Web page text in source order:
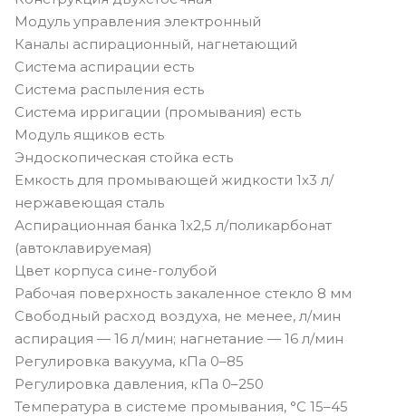
Модуль управления электронный
Каналы аспирационный, нагнетающий
Система аспирации есть
Система распыления есть
Система ирригации (промывания) есть
Модуль ящиков есть
Эндоскопическая стойка есть
Емкость для промывающей жидкости 1x3 л/
нержавеющая сталь
Аспирационная банка 1x2,5 л/поликарбонат
(автоклавируемая)
Цвет корпуса cине-голубой
Рабочая поверхность закаленное стекло 8 мм
Свободный расход воздуха, не менее, л/мин
аспирация — 16 л/мин; нагнетание — 16 л/мин
Регулировка вакуума, кПа 0–85
Регулировка давления, кПа 0–250
Температура в системе промывания, °С 15–45